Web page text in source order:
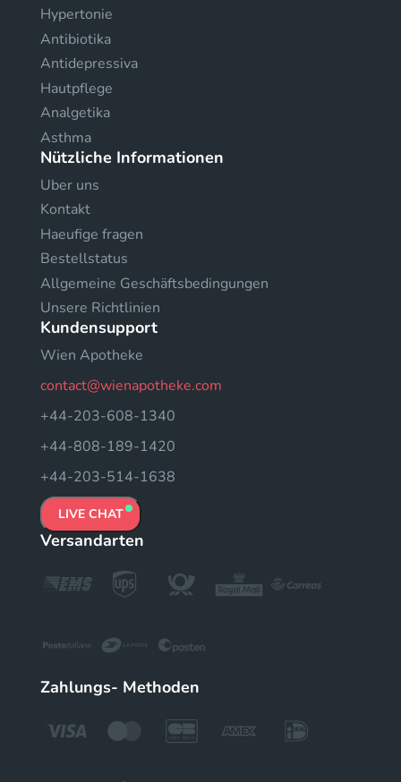
Hypertonie
Antibiotika
Antidepressiva
Hautpflege
Analgetika
Asthma
Nützliche Informationen
Uber uns
Kontakt
Haeufige fragen
Bestellstatus
Allgemeine Geschäftsbedingungen
Unsere Richtlinien
Kundensupport
Wien Apotheke
contact@wienapotheke.com
+44-203-608-1340
+44-808-189-1420
+44-203-514-1638
LIVE CHAT
Versandarten
Zahlungs- Methoden